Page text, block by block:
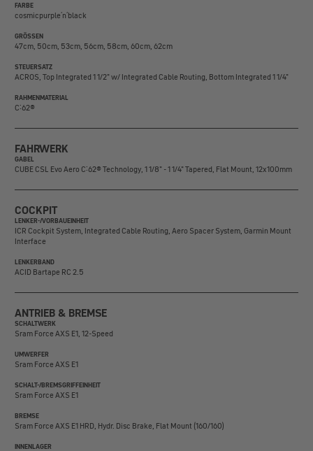
FARBE
cosmicpurple´n´black
GRÖSSEN
47cm, 50cm, 53cm, 56cm, 58cm, 60cm, 62cm
STEUERSATZ
ACROS, Top Integrated 1 1/2" w/ Integrated Cable Routing, Bottom Integrated 1 1/4"
RAHMENMATERIAL
C:62®
FAHRWERK
GABEL
CUBE CSL Evo Aero C:62® Technology, 1 1/8" - 1 1/4" Tapered, Flat Mount, 12x100mm
COCKPIT
LENKER-/VORBAUEINHEIT
ICR Cockpit System, Integrated Cable Routing, Aero Spacer System, Garmin Mount
Interface
LENKERBAND
ACID Bartape RC 2.5
ANTRIEB & BREMSE
SCHALTWERK
Sram Force AXS E1, 12-Speed
UMWERFER
Sram Force AXS E1
SCHALT-/BREMSGRIFFEINHEIT
Sram Force AXS E1
BREMSE
Sram Force AXS E1 HRD, Hydr. Disc Brake, Flat Mount (160/160)
INNENLAGER